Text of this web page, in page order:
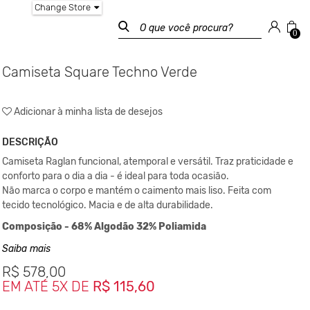
Change Store
0
Camiseta Square Techno Verde
Adicionar à minha lista de desejos
DESCRIÇÃO
Camiseta Raglan funcional, atemporal e versátil. Traz praticidade e
conforto para o dia a dia - é ideal para toda ocasião.
Não marca o corpo e mantém o caimento mais liso. Feita com
tecido tecnológico. Macia e de alta durabilidade.
Composição - 68% Algodão 32% Poliamida
Medidas:
PP - Largura 65cm / Comprimento 66cm
P - Largura 66cm / Comprimento 67cm
M - Largura 67cm / Comprimento 68cm
Saiba mais
R$ 578,00
EM ATÉ 5X DE R$ 115,60